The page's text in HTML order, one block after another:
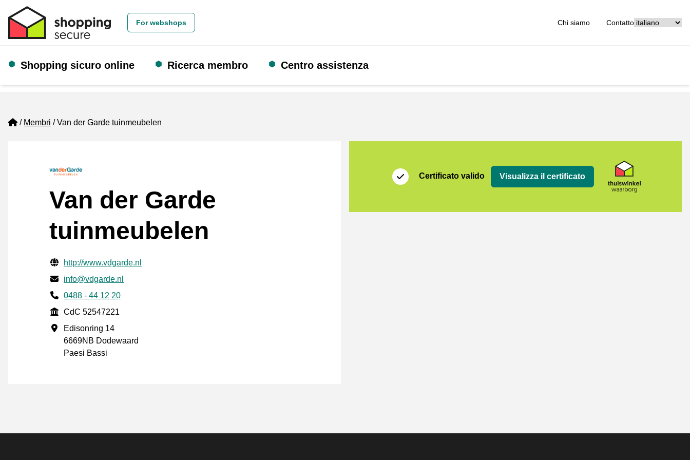
For webshops Chi siamo Contatto
Shopping sicuro online Ricerca membro Centro assistenza
Home
Membri Van der Garde tuinmeubelen
Van der Garde
tuinmeubelen
Informazioni di contatto verificate
Website URL
http://www.vdgarde.nl
Mail
info@vdgarde.nl
Phone number
0488 - 44 12 20
CdC
CdC 52547221
Indirizzo commerciale
Edisonring 14
6669NB Dodewaard
Paesi Bassi
Certificato valido Visualizza il certificato